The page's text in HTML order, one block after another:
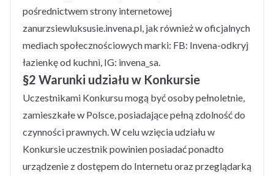
pośrednictwem strony internetowej
zanurzsiewluksusie.invena.pl, jak również w oficjalnych
mediach społecznościowych marki: FB: Invena-odkryj
łazienkę od kuchni, IG: invena_sa.
§2 Warunki udziału w Konkursie
Uczestnikami Konkursu mogą być osoby pełnoletnie,
zamieszkałe w Polsce, posiadające pełną zdolność do
czynności prawnych. W celu wzięcia udziału w
Konkursie uczestnik powinien posiadać ponadto
urządzenie z dostępem do Internetu oraz przeglądarką